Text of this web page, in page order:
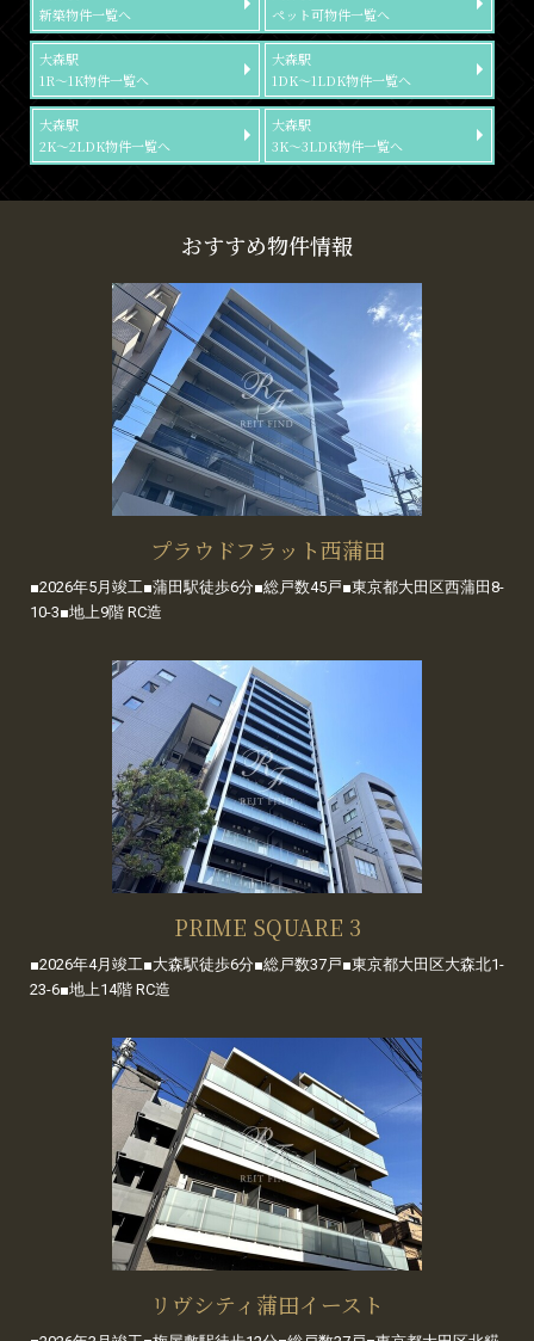
新築物件一覧へ
ペット可物件一覧へ
大森駅
1R～1K物件一覧へ
大森駅
1DK～1LDK物件一覧へ
大森駅
2K～2LDK物件一覧へ
大森駅
3K～3LDK物件一覧へ
おすすめ物件情報
プラウドフラット西蒲田
■2026年5月竣工■蒲田駅徒歩6分■総戸数45戸■東京都大田区西蒲田8-
10-3■地上9階 RC造
PRIME SQUARE 3
■2026年4月竣工■大森駅徒歩6分■総戸数37戸■東京都大田区大森北1-
23-6■地上14階 RC造
リヴシティ蒲田イースト